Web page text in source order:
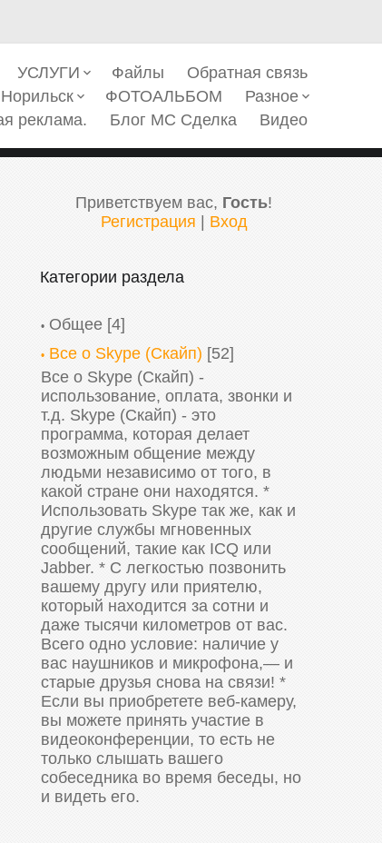
УСЛУГИ keyboard_arrow_down Файлы
Обратная связь
keyboard_arrow_down ФОТОАЛЬБОМ Разное keyboard_arrow_down
реклама. Блог МС Сделка Видео
Приветствуем вас, Гость!
Регистрация
Вход
Категории раздела
Общее [4]
Все о Skype (Скайп) [52]
Все о Skype (Скайп) -
использование, оплата, звонки и
т.д. Skype (Скайп) - это
программа, которая делает
возможным общение между
людьми независимо от того, в
какой стране они находятся. *
Использовать Skype так же, как и
другие службы мгновенных
сообщений, такие как ICQ или
Jabber. * С легкостью позвонить
вашему другу или приятелю,
который находится за сотни и
даже тысячи километров от вас.
Всего одно условие: наличие у
вас наушников и микрофона,— и
старые друзья снова на связи! *
Если вы приобретете веб-камеру,
вы можете принять участие в
видеоконференции, то есть не
только слышать вашего
собеседника во время беседы, но
и видеть его.